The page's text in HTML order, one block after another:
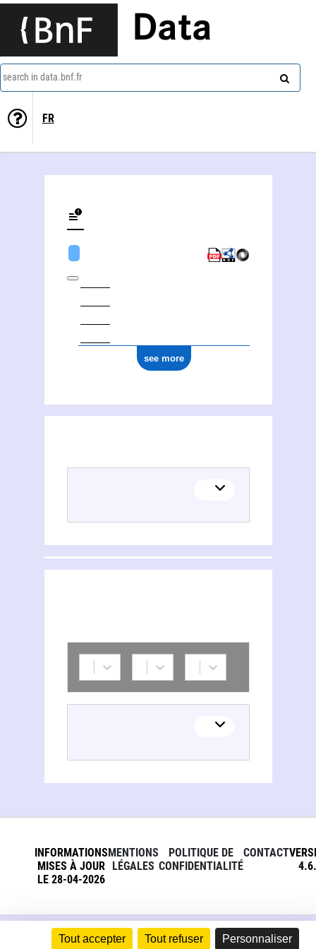
Tout accepter Tout refuser Personnaliser
Data
search in data.bnf.fr
FR
see more
INFORMATIONS
MISES À JOUR
LE 28-04-2026
MENTIONS
LÉGALES
POLITIQUE DE
CONFIDENTIALITÉ
CONTACT